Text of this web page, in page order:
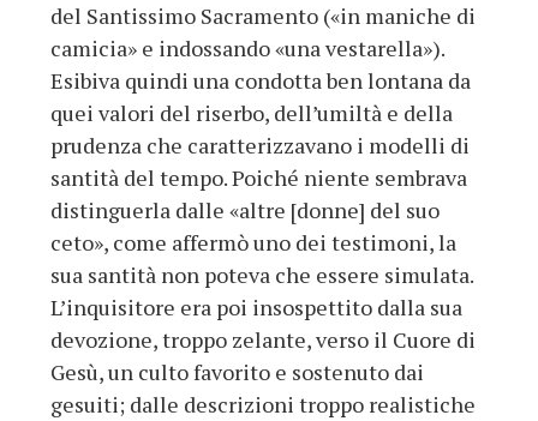
del Santissimo Sacramento («in maniche di
camicia» e indossando «una vestarella»).
Esibiva quindi una condotta ben lontana da
quei valori del riserbo, dell’umiltà e della
prudenza che caratterizzavano i modelli di
santità del tempo. Poiché niente sembrava
distinguerla dalle «altre [donne] del suo
ceto», come affermò uno dei testimoni, la
sua santità non poteva che essere simulata.
L’inquisitore era poi insospettito dalla sua
devozione, troppo zelante, verso il Cuore di
Gesù, un culto favorito e sostenuto dai
gesuiti; dalle descrizioni troppo realistiche